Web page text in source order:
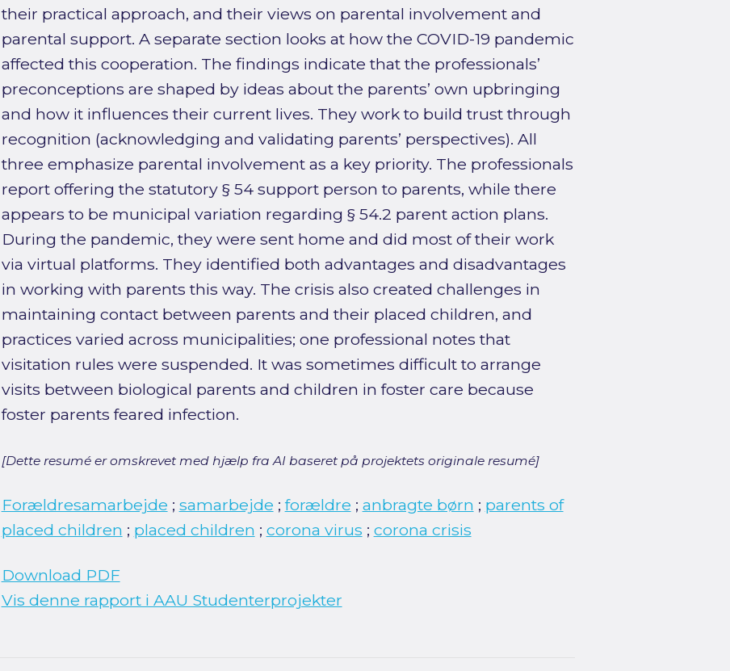
their practical approach, and their views on parental involvement and
parental support. A separate section looks at how the COVID-19 pandemic
affected this cooperation. The findings indicate that the professionals’
preconceptions are shaped by ideas about the parents’ own upbringing
and how it influences their current lives. They work to build trust through
recognition (acknowledging and validating parents’ perspectives). All
three emphasize parental involvement as a key priority. The professionals
report offering the statutory § 54 support person to parents, while there
appears to be municipal variation regarding § 54.2 parent action plans.
During the pandemic, they were sent home and did most of their work
via virtual platforms. They identified both advantages and disadvantages
in working with parents this way. The crisis also created challenges in
maintaining contact between parents and their placed children, and
practices varied across municipalities; one professional notes that
visitation rules were suspended. It was sometimes difficult to arrange
visits between biological parents and children in foster care because
foster parents feared infection.
[Dette resumé er omskrevet med hjælp fra AI baseret på projektets originale resumé]
Forældresamarbejde ; samarbejde ;forældre ; anbragte børn ; parents of
placed children ; placed children ; corona virus ; corona crisis
Download PDF
Vis denne rapport i AAU Studenterprojekter